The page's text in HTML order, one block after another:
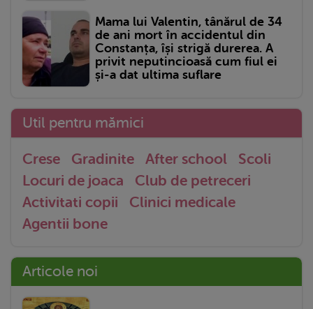
Mama lui Valentin, tânărul de 34
de ani mort în accidentul din
Constanța, își strigă durerea. A
privit neputincioasă cum fiul ei
și-a dat ultima suflare
Util pentru mămici
Crese Gradinite After school
Scoli
Locuri de joaca
Club de petreceri
Activitati copii
Clinici medicale
Agentii bone
Articole noi